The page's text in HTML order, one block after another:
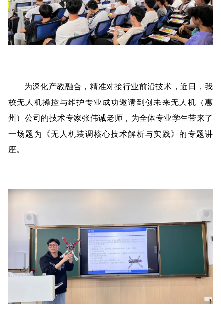
为深化产教融合，精准对接行业前沿技术，近日，我
校无人机操控与维护专业成功邀请到创未来无人机（惠
州）公司的技术专家张伟诚老师，为全体专业学生带来了
一场题为《无人机装调核心技术解析与实践》的专题讲
座。